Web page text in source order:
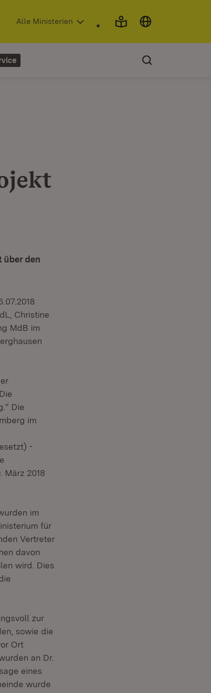
in neuem Fenster)
Alle Ministerien
über den
Christine
MdB im
Die
im
-
März 2018
im
für
Vertreter
davon
wird. Dies
zur
sowie die
Ort
an Dr.
eines
wurde